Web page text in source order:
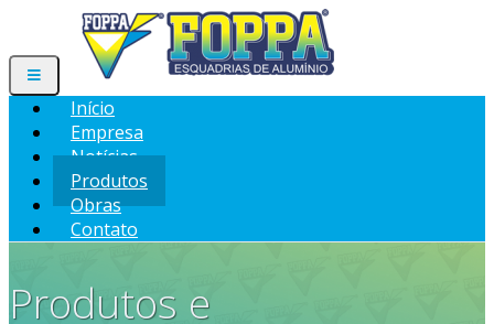
Início
Empresa
Notícias
Produtos
Obras
Contato
Produtos e